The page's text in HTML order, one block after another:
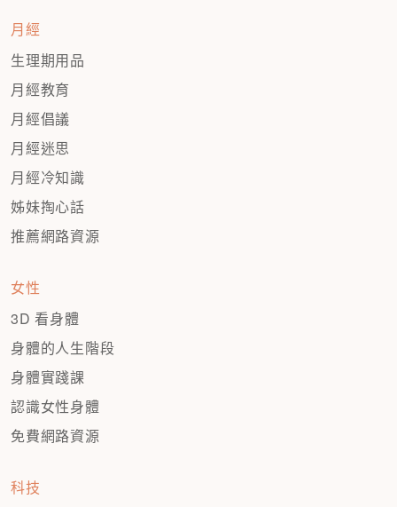
月經
生理期用品
月經教育
月經倡議
月經迷思
月經冷知識
姊妹掏心話
推薦網路資源
女性
3D 看身體
身體的人生階段
身體實踐課
認識女性身體
免費網路資源
科技